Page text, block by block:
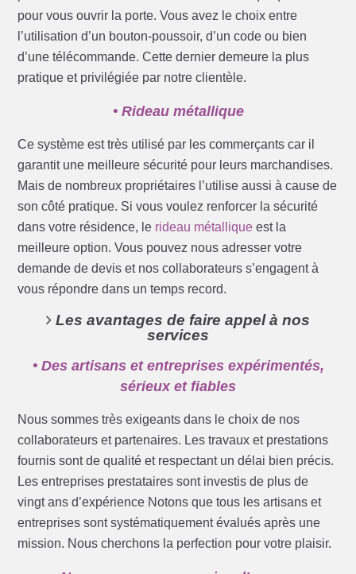
pour vous ouvrir la porte. Vous avez le choix entre
l’utilisation d’un bouton-poussoir, d’un code ou bien
d’une télécommande. Cette dernier demeure la plus
pratique et privilégiée par notre clientèle.
• Rideau métallique
Ce système est très utilisé par les commerçants car il
garantit une meilleure sécurité pour leurs marchandises.
Mais de nombreux propriétaires l’utilise aussi à cause de
son côté pratique. Si vous voulez renforcer la sécurité
dans votre résidence, le rideau métallique est la
meilleure option. Vous pouvez nous adresser votre
demande de devis et nos collaborateurs s’engagent à
vous répondre dans un temps record.
Les avantages de faire appel à nos
services
• Des artisans et entreprises expérimentés,
sérieux et fiables
Nous sommes très exigeants dans le choix de nos
collaborateurs et partenaires. Les travaux et prestations
fournis sont de qualité et respectant un délai bien précis.
Les entreprises prestataires sont investis de plus de
vingt ans d’expérience Notons que tous les artisans et
entreprises sont systématiquement évalués après une
mission. Nous cherchons la perfection pour votre plaisir.